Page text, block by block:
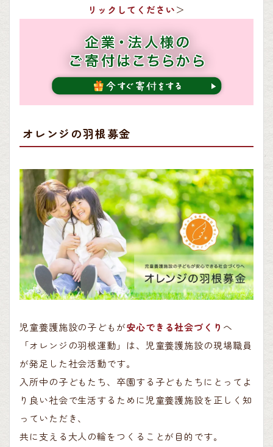
リックしてください＞
オレンジの羽根募金
児童養護施設の子どもが安心できる社会づくり へ
「オレンジの羽根運動」は、児童養護施設の現場職員
が発足した社会活動です。
入所中の子どもたち、卒園する子どもたちにとってよ
り良い社会で生活するために児童養護施設を正しく知
っていただき、
共に支える大人の輪をつくることが目的です。